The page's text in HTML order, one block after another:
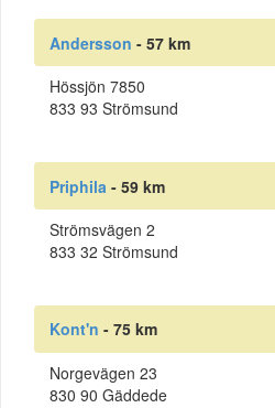
Andersson - 57 km
Hössjön 7850
833 93 Strömsund
Priphila - 59 km
Strömsvägen 2
833 32 Strömsund
Kont'n - 75 km
Norgevägen 23
830 90 Gäddede